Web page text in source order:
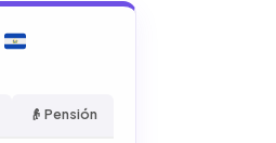
👴 Pensión